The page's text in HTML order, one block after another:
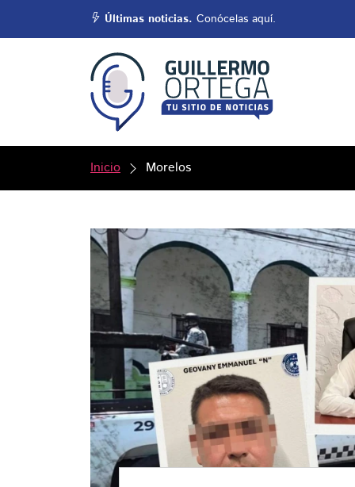
Últimas noticias. Conócelas aquí.
Inicio Morelos